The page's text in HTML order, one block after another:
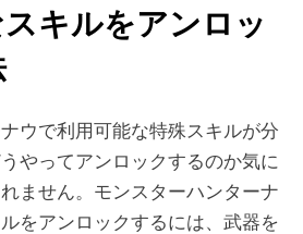
キルをアンロッ
ウで利用可能な特殊スキルが分
やってアンロックするのか気に
ません。モンスターハンターナ
をアンロックするには、武器を